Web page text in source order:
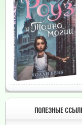
ПОЛЕЗНЫЕ